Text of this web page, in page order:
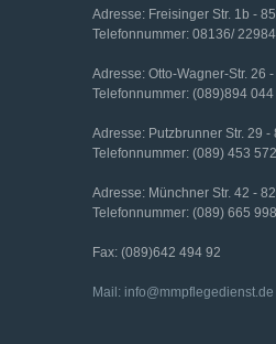
Adresse: Freisinger Str. 1b -
Telefonnummer: 08136/
Adresse: Otto-Wagner-Str. 26
Telefonnummer: (089)894
Adresse: Putzbrunner Str. 29 -
Telefonnummer: (089) 453
Adresse: Münchner Str. 42 -
Telefonnummer: (089) 665
Fax: (089)642 494 92
Mail: info@mmpflegedienst.de